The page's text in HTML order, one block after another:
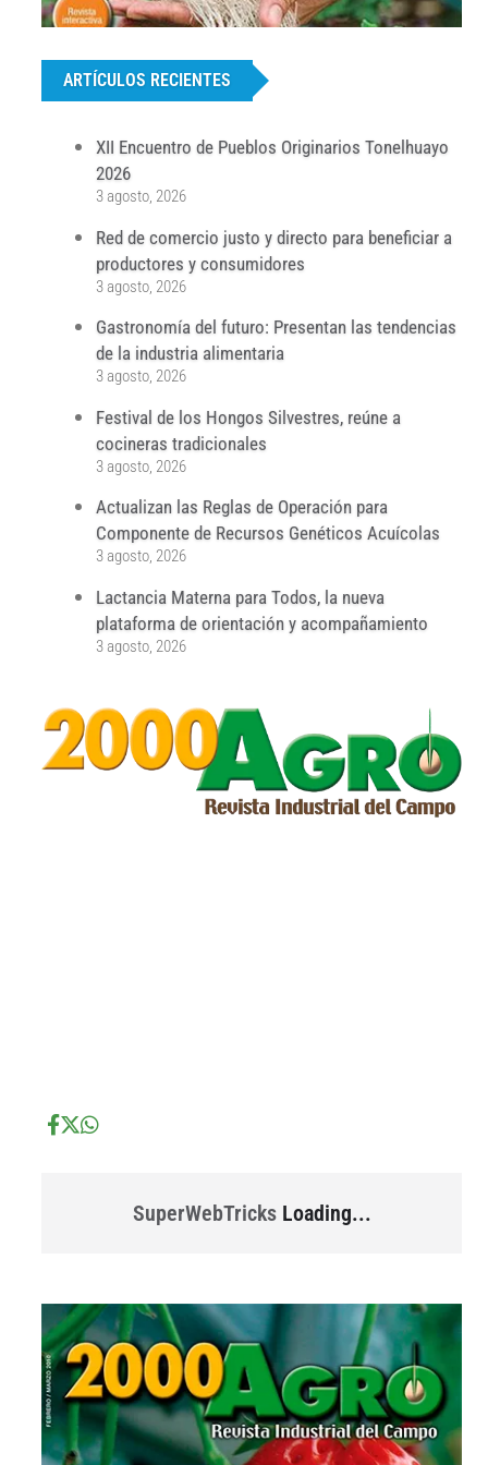
ARTÍCULOS RECIENTES
XII Encuentro de Pueblos Originarios Tonelhuayo
2026
3 agosto, 2026
Red de comercio justo y directo para beneficiar a
productores y consumidores
3 agosto, 2026
Gastronomía del futuro: Presentan las tendencias
de la industria alimentaria
3 agosto, 2026
Festival de los Hongos Silvestres, reúne a
cocineras tradicionales
3 agosto, 2026
Actualizan las Reglas de Operación para
Componente de Recursos Genéticos Acuícolas
3 agosto, 2026
Lactancia Materna para Todos, la nueva
plataforma de orientación y acompañamiento
3 agosto, 2026
SuperWebTricksLoading...